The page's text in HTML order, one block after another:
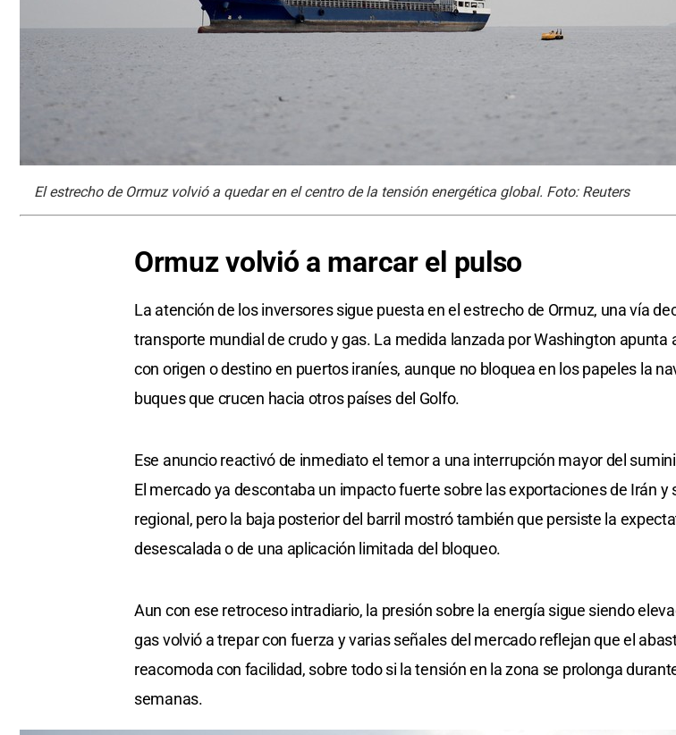
El estrecho de Ormuz volvió a quedar en el centro de la tensión energética global. Foto: Reuters
Ormuz volvió a marcar el pulso
La atención de los inversores sigue puesta en el estrecho de Ormuz, una vía
transporte mundial de crudo y gas. La medida lanzada por Washington apunta
con origen o destino en puertos iraníes, aunque no bloquea en los papeles la
buques que crucen hacia otros países del Golfo.
Ese anuncio reactivó de inmediato el temor a una interrupción mayor del
El mercado ya descontaba un impacto fuerte sobre las exportaciones de Irán y
regional, pero la baja posterior del barril mostró también que persiste la
desescalada o de una aplicación limitada del bloqueo.
Aun con ese retroceso intradiario, la presión sobre la energía sigue siendo
gas volvió a trepar con fuerza y varias señales del mercado reflejan que el
reacomoda con facilidad, sobre todo si la tensión en la zona se prolonga
semanas.